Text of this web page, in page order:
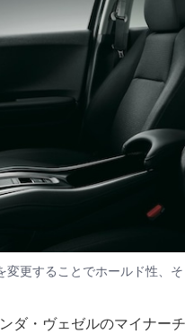
変更することでホールド性、
ダ・ヴェゼルのマイナー